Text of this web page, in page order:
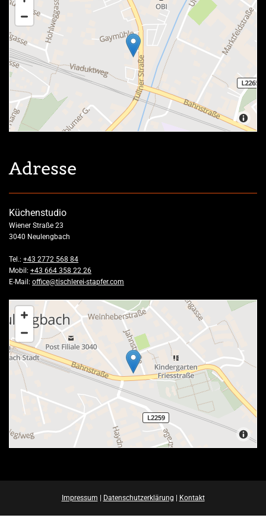
Adresse
Küchenstudio
Wiener Straße 23
3040 Neulengbach
Tel.: +43 2772 568 84
Mobil: +43 664 358 22 26
E-Mail: office@tischlerei-stapfer.com
Impressum Datenschutzerklärung Kontakt